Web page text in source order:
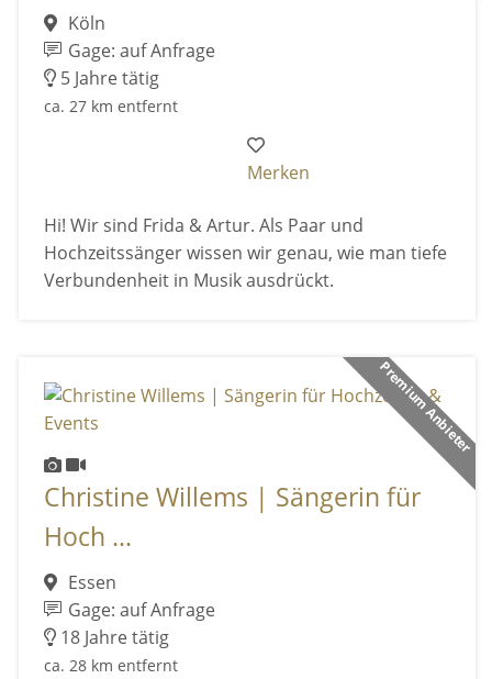
Köln
Gage: auf Anfrage
5 Jahre tätig
ca. 27 km entfernt
Merken
Hi! Wir sind Frida & Artur. Als Paar und
Hochzeitssänger wissen wir genau, wie man tiefe
Verbundenheit in Musik ausdrückt.
Premium Anbieter
Christine Willems | Sängerin für
Hoch ...
Essen
Gage: auf Anfrage
18 Jahre tätig
ca. 28 km entfernt